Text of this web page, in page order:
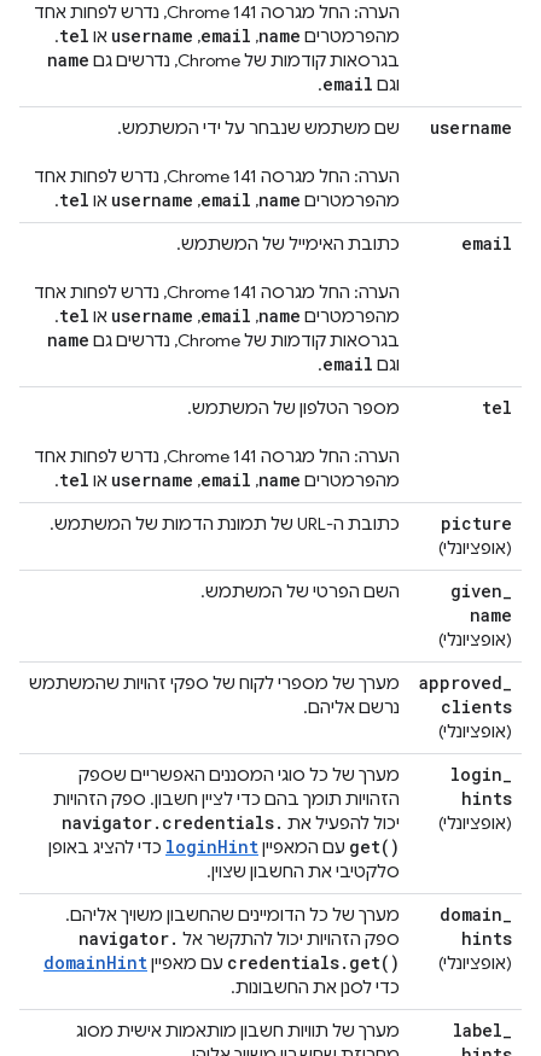
הערה: החל מגרסה Chrome 141, נדרש לפחות אחד
מהפרמטרים name
,
email
,
username או tel
.
בגרסאות קודמות של Chrome, נדרשים גם
name
וגם email
.
username שם משתמש שנבחר על ידי המשתמש.
הערה: החל מגרסה Chrome 141, נדרש לפחות אחד
מהפרמטרים name
,
email
,
username או tel
.
email כתובת האימייל של המשתמש.
הערה: החל מגרסה Chrome 141, נדרש לפחות אחד
מהפרמטרים name
,
email
,
username או tel
.
בגרסאות קודמות של Chrome, נדרשים גם
name
וגם email
.
tel מספר הטלפון של המשתמש.
הערה: החל מגרסה Chrome 141, נדרש לפחות אחד
מהפרמטרים name
,
email
,
username או tel
.
picture
(אופציונלי)
כתובת ה-URL של תמונת הדמות של המשתמש.
given_
name
(אופציונלי)
השם הפרטי של המשתמש.
approved_
clients
(אופציונלי)
מערך של מספרי לקוח של ספקי זהויות שהמשתמש
נרשם אליהם.
login_
hints
(אופציונלי)
מערך של כל סוגי המסננים האפשריים שספק
הזהויות תומך בהם כדי לציין חשבון. ספק הזהויות
יכול להפעיל את
navigator. credentials.
get( ) עם המאפייןloginHint כדי להציג באופן
סלקטיבי את החשבון שצוין.
domain_
hints
(אופציונלי)
מערך של כל הדומיינים שהחשבון משויך אליהם.
ספק הזהויות יכול להתקשר אל
navigator.
credentials. get( ) עם מאפייןdomainHint
כדי לסנן את החשבונות.
label_
מערך של תוויות חשבון מותאמות אישית מסוג